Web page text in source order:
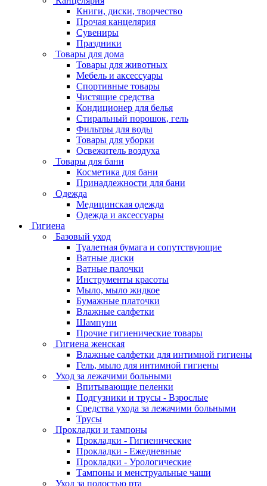
Книги, диски, творчество
Прочая канцелярия
Сувениры
Праздники
Товары для дома
Товары для животных
Мебель и аксессуары
Спортивные товары
Чистящие средства
Кондиционер для белья
Стиральный порошок, гель
Фильтры для воды
Товары для уборки
Освежитель воздуха
Товары для бани
Косметика для бани
Принадлежности для бани
Одежда
Медицинская одежда
Одежда и аксессуары
Гигиена
Базовый уход
Туалетная бумага и сопутствующие
Ватные диски
Ватные палочки
Инструменты красоты
Мыло, мыло жидкое
Бумажные платочки
Влажные салфетки
Шампуни
Прочие гигиенические товары
Гигиена женская
Влажные салфетки для интимной гигиены
Гель, мыло для интимной гигиены
Уход за лежачими больными
Впитывающие пеленки
Подгузники и трусы - Взрослые
Средства ухода за лежачими больными
Трусы
Прокладки и тампоны
Прокладки - Гигиенические
Прокладки - Ежедневные
Прокладки - Урологические
Тампоны и менструальные чаши
Уход за полостью рта